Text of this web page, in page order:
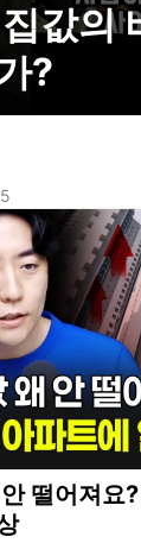
값의
?
떨어져요